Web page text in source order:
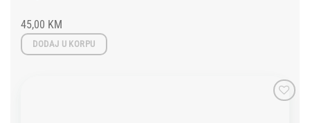
45,00 KM
DODAJ U KORPU